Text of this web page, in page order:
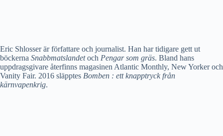
Eric Shlosser är författare och journalist. Han har tidigare gett ut
böckerna Snabbmatslandetoch Pengar som gräs. Bland hans
uppdragsgivare återfinns magasinen Atlantic Monthly, New Yorker och
Vanity Fair. 2016 släpptes Bomben : ett knapptryck från
kärnvapenkrig.